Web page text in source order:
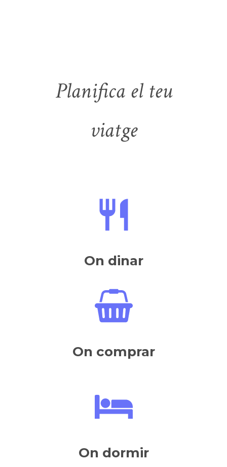
Planifica el teu
viatge
On dinar
On comprar
On dormir